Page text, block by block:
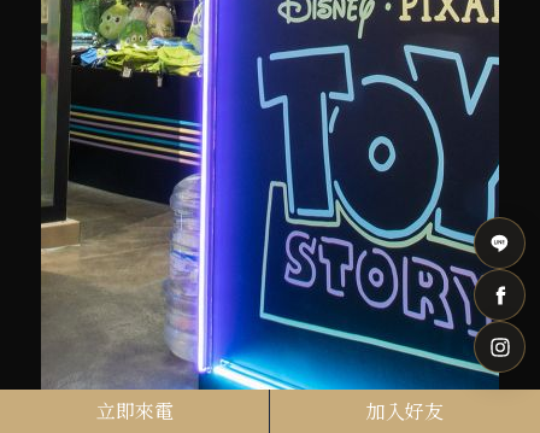
立即來電 加入好友